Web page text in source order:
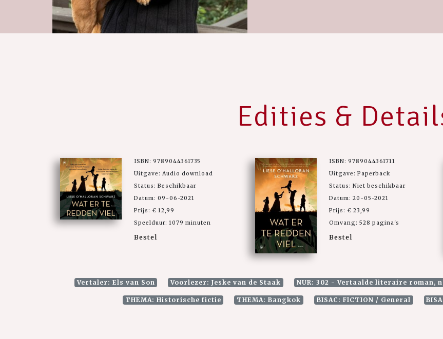
Edities &
ISBN: 9789044361735
Uitgave: Audio download
Status: Beschikbaar
Datum: 09-06-2021
Prijs: € 12,99
Speelduur: 1079 minuten
Bestel
ISBN: 9789044361711
Uitgave: Paperback
Status: Niet beschikbaar
Datum: 20-05-2021
Prijs: € 23,99
Omvang: 528 pagina's
Bestel
Vertaler: Els van Son Voorlezer: Jeske van de Staak NUR: 302 - Vertaalde literaire roman,
THEMA: Historische fictie THEMA: Bangkok BISAC: FICTION / General